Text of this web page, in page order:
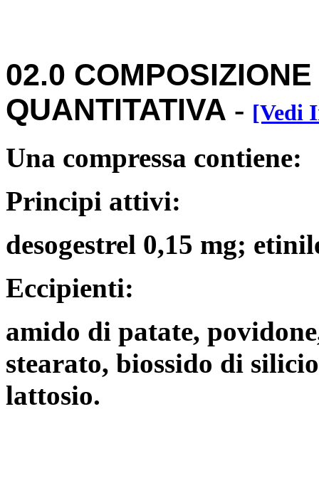
02.0
QUANTITATIVA - [Vedi
Una compressa contiene:
Principi attivi:
desogestrel 0,15 mg;
Eccipienti:
amido di patate,
stearato, biossido di
lattosio.